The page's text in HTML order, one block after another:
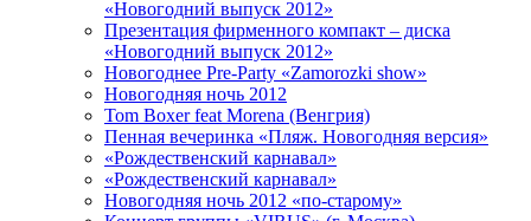
«Новогодний выпуск 2012»
Презентация фирменного компакт – диска
«Новогодний выпуск 2012»
Новогоднее Pre-Party «Zamorozki show»
Новогодняя ночь 2012
Tom Boxer feat Morena (Венгрия)
Пенная вечеринка «Пляж. Новогодняя версия»
«Рождественский карнавал»
«Рождественский карнавал»
Новогодняя ночь 2012 «по-старому»